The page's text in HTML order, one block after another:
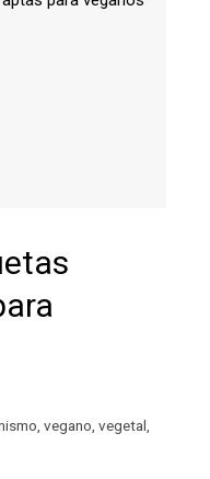
vegano vegetal